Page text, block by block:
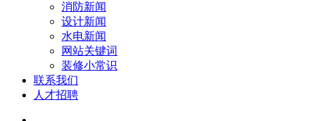
消防新闻
设计新闻
水电新闻
网站关键词
装修小常识
联系我们
人才招聘